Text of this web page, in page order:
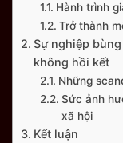
Hành trình
Trở thành
Sự nghiệp
không hồi kết
Những
Sức ảnh
xã hội
Kết luận